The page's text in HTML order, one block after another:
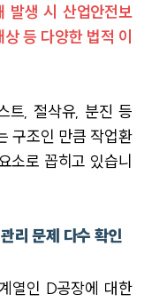
발생 시 산업안전보
등 다양한 법적 이
트, 절삭유, 분진 등
구조인 만큼 작업환
소로 꼽히고 있습니
리 문제 다수 확인
열인 D공장에 대한